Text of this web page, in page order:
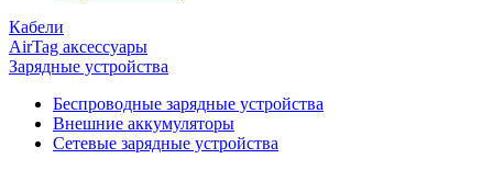
Кабели
AirTag аксессуары
Зарядные устройства
Беспроводные зарядные устройства
Внешние аккумуляторы
Сетевые зарядные устройства